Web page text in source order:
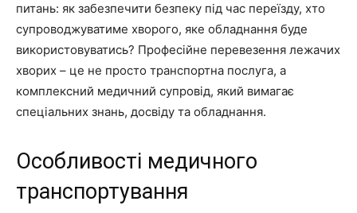
питань: як забезпечити безпеку під час переїзду, хто
супроводжуватиме хворого, яке обладнання буде
використовуватись? Професійне перевезення лежачих
хворих – це не просто транспортна послуга, а
комплексний медичний супровід, який вимагає
спеціальних знань, досвіду та обладнання.
Особливості медичного
транспортування